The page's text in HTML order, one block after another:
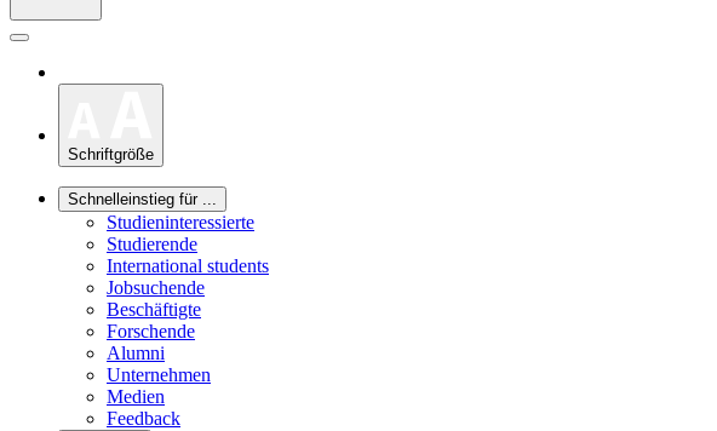
Schriftgröße
Schnelleinstieg für ...
Studieninteressierte
Studierende
International students
Jobsuchende
Beschäftigte
Forschende
Alumni
Unternehmen
Medien
Feedback